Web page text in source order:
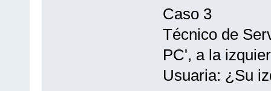
Caso 3
Técnico de
PC', a la
Usuaria: ¿Su